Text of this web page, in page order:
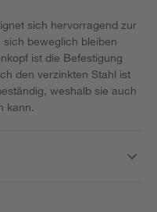
sich hervorragend zur
beweglich bleiben
ist die Befestigung
den verzinkten Stahl ist
weshalb sie auch
kann.